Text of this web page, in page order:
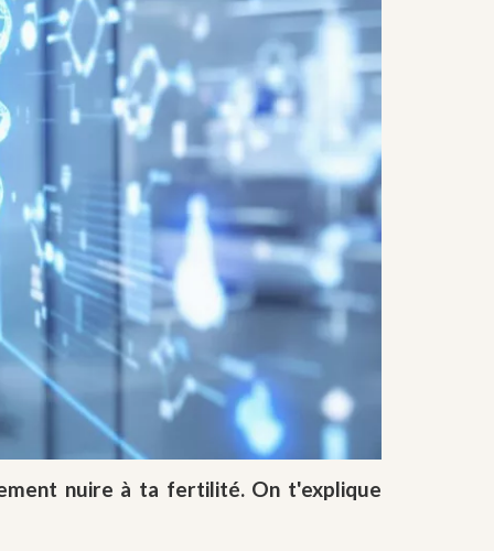
nuire à ta fertilité. On t'explique